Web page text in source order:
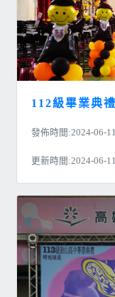
112級畢業典
發佈時間:2024-06-11
更新時間:2024-06-11